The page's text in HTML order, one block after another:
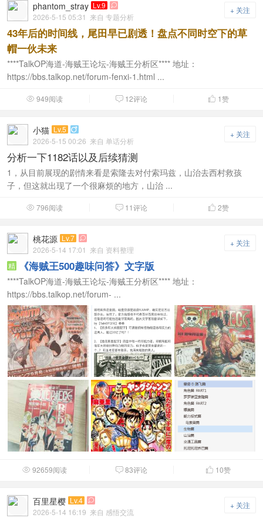
+ 关注
phantom_stray Lv.9 
2026-5-15 05:31 来自 专题分析
43年后的时间线，尾田早已剧透！盘点不同时空下的草
帽一伙未来
****TalkOP海道-海贼王论坛-海贼王分析区**** 地址：
https://bbs.talkop.net/forum-fenxi-1.html ...
 949阅读  12评论  1赞
+ 关注
小猫 Lv.5 
2026-5-15 00:26 来自 单话分析
分析一下1182话以及后续猜测
1，从目前展现的剧情来看是索隆去对付索玛兹，山治去西村救孩
子，但这就出现了一个很麻烦的地方，山治 ...
 796阅读  11评论  2赞
+ 关注
桃花源 Lv.7 
2026-5-14 17:01 来自 资料整理
精
《海贼王500趣味问答》文字版
****TalkOP海道-海贼王论坛-海贼王分析区**** 地址：
https://bbs.talkop.net/forum- ...
 92659阅读  83评论  10赞
+ 关注
百里星樱 Lv.4 
2026-5-14 16:19 来自 感悟交流